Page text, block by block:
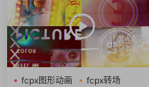
fcpx图形动画
fcpx转场